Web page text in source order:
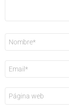
electrónico
*